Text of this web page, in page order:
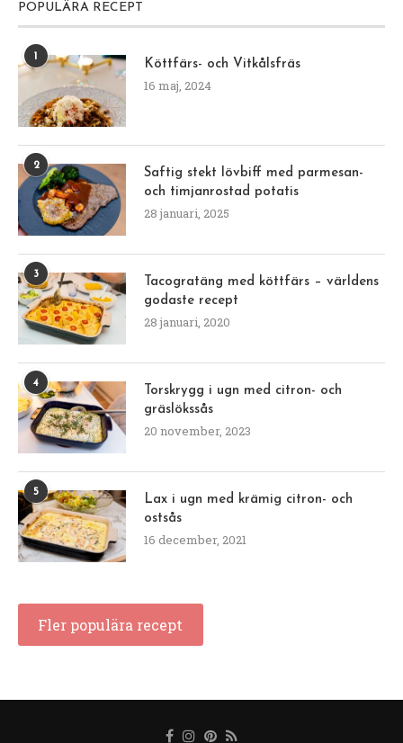
POPULÄRA RECEPT
1
Köttfärs- och Vitkålsfräs
16 maj, 2024
2
Saftig stekt lövbiff med parmesan-
och timjanrostad potatis
28 januari, 2025
3
Tacogratäng med köttfärs – världens
godaste recept
28 januari, 2020
4
Torskrygg i ugn med citron- och
gräslökssås
20 november, 2023
5
Lax i ugn med krämig citron- och
ostsås
16 december, 2021
Fler populära recept